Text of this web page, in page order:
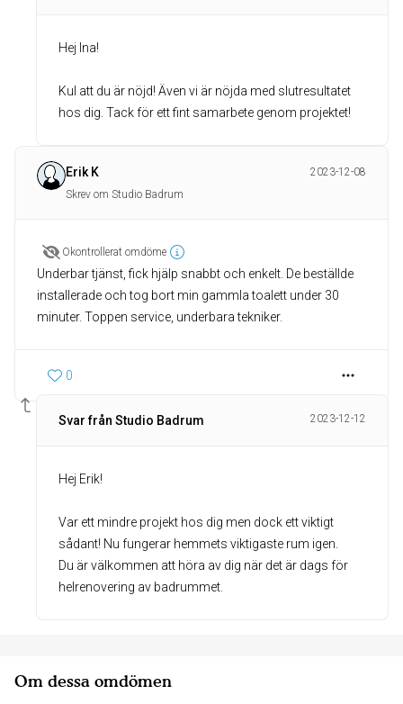
Om dessa omdömen
Hej Ina!
Kul att du är nöjd! Även vi är nöjda med slutresultatet
hos dig. Tack för ett fint samarbete genom projektet!
Erik K
2023-12-08
Skrev om Studio Badrum
Okontrollerat omdöme
Underbar tjänst, fick hjälp snabbt och enkelt. De beställde
installerade och tog bort min gammla toalett under 30
minuter. Toppen service, underbara tekniker.
0
Svar från Studio Badrum 2023-12-12
Hej Erik!
Var ett mindre projekt hos dig men dock ett viktigt
sådant! Nu fungerar hemmets viktigaste rum igen.
Du är välkommen att höra av dig när det är dags för
helrenovering av badrummet.